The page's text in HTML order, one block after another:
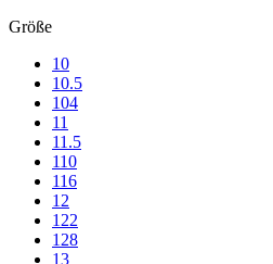
Größe
10
10.5
104
11
11.5
110
116
12
122
128
13